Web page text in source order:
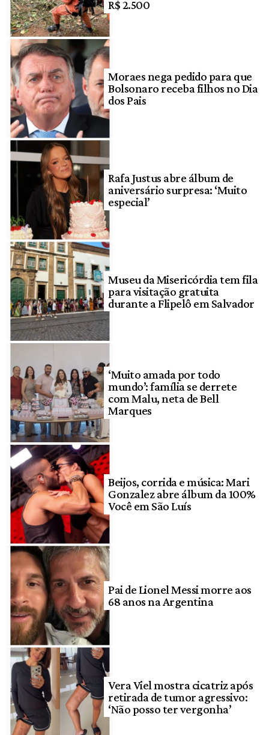
R$ 2.500
Moraes nega pedido para que
Bolsonaro receba filhos no Dia
dos Pais
Rafa Justus abre álbum de
aniversário surpresa: ‘Muito
especial’
Museu da Misericórdia tem fila
para visitação gratuita
durante a Flipelô em Salvador
‘Muito amada por todo
mundo’: família se derrete
com Malu, neta de Bell
Marques
Beijos, corrida e música: Mari
Gonzalez abre álbum da 100%
Você em São Luís
Pai de Lionel Messi morre aos
68 anos na Argentina
Vera Viel mostra cicatriz após
retirada de tumor agressivo:
‘Não posso ter vergonha’